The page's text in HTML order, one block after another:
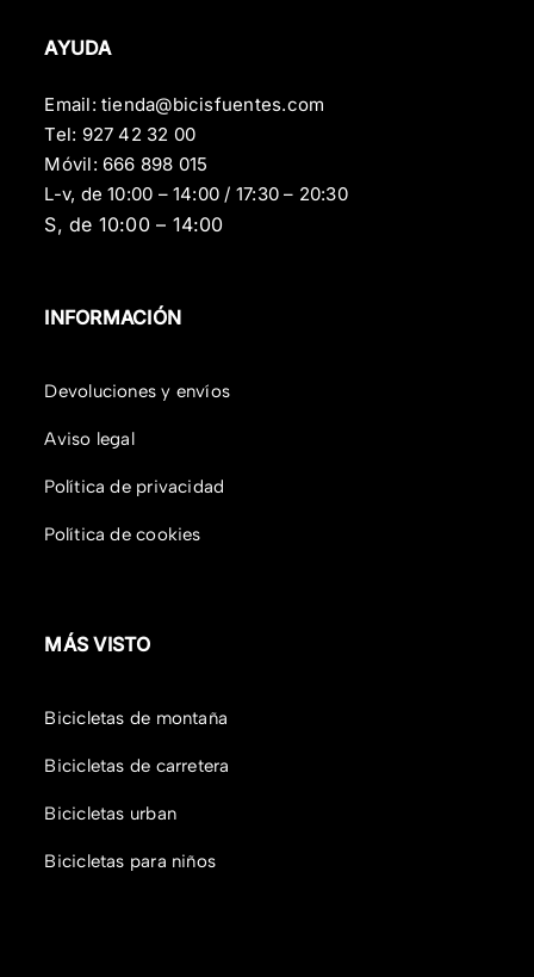
AYUDA
Email:tienda@bicisfuentes.com
Tel: 927 42 32 00
Móvil: 666 898 015
L-v, de 10:00 – 14:00 / 17:30 – 20:30
S, de 10:00 – 14:00
INFORMACIÓN
Devoluciones y envíos
Aviso legal
Política de privacidad
Política de cookies
MÁS VISTO
Bicicletas de montaña
Bicicletas de carretera
Bicicletas urban
Bicicletas para niños